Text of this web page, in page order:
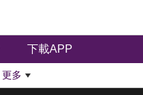
下載APP
更多